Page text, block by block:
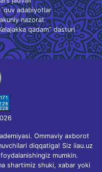
adabiyotlar
nazorat
qadam” dasturi
Ommaviy axborot
diqqatiga! Siz iiau.uz
mumkin.
shartimiz shuki, xabar yoki